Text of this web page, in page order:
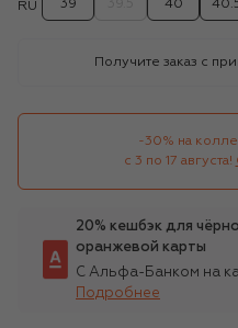
RU 39 40
Получите заказ с
-30% на
с 3 по 17 августа!
20% кешбэк для
оранжевой карты
С Альфа-Банком на
Подробнее